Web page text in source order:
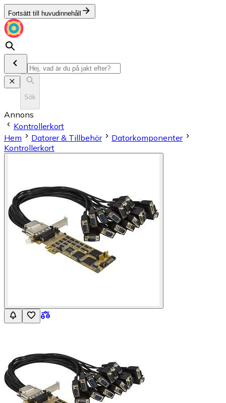
Fortsätt till huvudinnehåll
Sök
Annons
Kontrollerkort
Hem
Datorer & Tillbehör
Datorkomponenter
Kontrollerkort